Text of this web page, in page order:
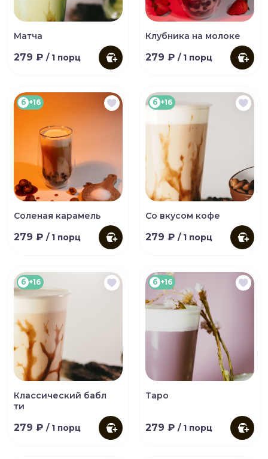
Матча
279 ₽ / 1 порц
Клубника на молоке
279 ₽ / 1 порц
б +16
Соленая карамель
279 ₽ / 1 порц
б +16
Со вкусом кофе
279 ₽ / 1 порц
б +16
Классический бабл
ти
279 ₽ / 1 порц
б +16
Таро
279 ₽ / 1 порц